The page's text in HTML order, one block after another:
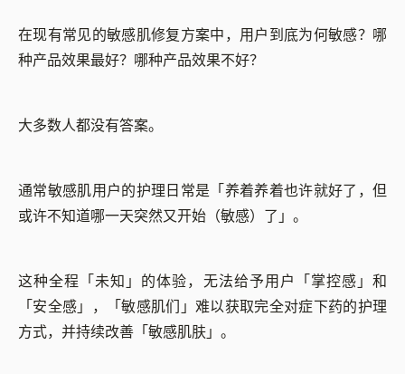
在现有常见的敏感肌修复方案中，用户到底为何敏感？ 哪
种产品效果最好？ 哪种产品效果不好？
大多数人都没有答案。
通常敏感肌用户的护理日常是「养着养着也许就好了，但
或许不知道哪一天突然又开始（敏感）了」。
这种全程「未知」的体验，无法给予用户「掌控感」和
「安全感」，「敏感肌们」难以获取完全对症下药的护理
方式，并持续改善「敏感肌肤」。